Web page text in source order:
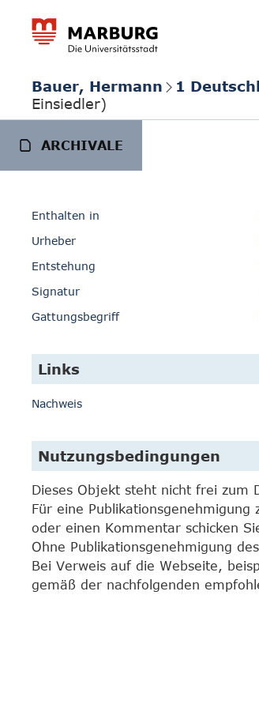
Bauer, Hermann 1
Einsiedler)
ARCHIVALE
Enthalten in
Urheber
Entstehung
Signatur
Gattungsbegriff
Links
Nachweis
Nutzungsbedingungen
Dieses Objekt steht nicht frei zum
Für eine
oder einen Kommentar schicken
Ohne Publikationsgenehmigung
Bei Verweis auf die Webseite,
gemäß der nachfolgenden